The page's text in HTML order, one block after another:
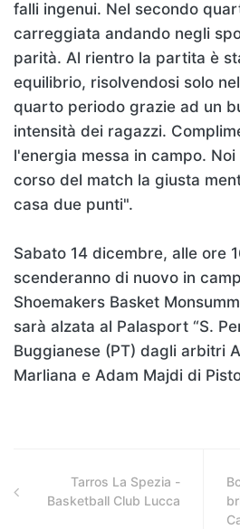
falli ingenui. Nel secondo
carreggiata andando negli
parità. Al rientro la partita è
equilibrio, risolvendosi solo
quarto periodo grazie ad un
intensità dei ragazzi.
l'energia messa in campo.
corso del match la giusta
casa due punti".
Sabato 14 dicembre, alle ore
scenderanno di nuovo in
Shoemakers Basket
sarà alzata al Palasport “S.
Buggianese (PT) dagli arbitri
Marliana e Adam Majdi di
Tarros La Spezia -
Basketball Club Lucca